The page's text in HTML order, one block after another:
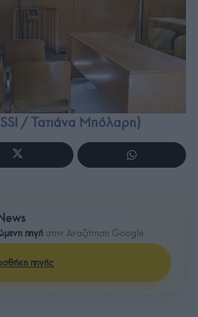
/ Τατιάνα Μπόλαρη)
πηγή στην Αναζήτηση Google
πηγής